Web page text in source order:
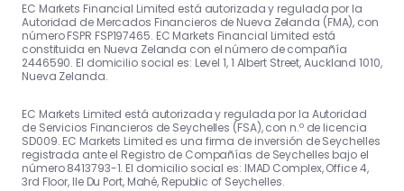
EC Markets Financial Limited está autorizada y regulada por la
Autoridad de Mercados Financieros de Nueva Zelanda (FMA), con
número FSPR FSP197465. EC Markets Financial Limited está
constituida en Nueva Zelanda con el número de compañía
2446590. El domicilio social es: Level 1, 1 Albert Street, Auckland 1010,
Nueva Zelanda.
EC Markets Limited está autorizada y regulada por la Autoridad
de Servicios Financieros de Seychelles (FSA), con n.º de licencia
SD009. EC Markets Limited es una firma de inversión de Seychelles
registrada ante el Registro de Compañías de Seychelles bajo el
número 8413793-1. El domicilio social es: IMAD Complex, Office 4,
3rd Floor, Ile Du Port, Mahé, Republic of Seychelles.